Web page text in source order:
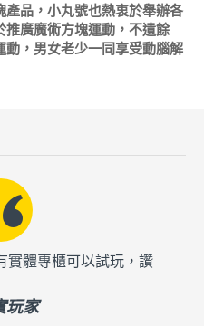
品，小丸號也熱衷於舉辦各
廣魔術方塊運動，不遺餘
，男女老少一同享受動腦解
實體專櫃可以試玩，讚
玩家